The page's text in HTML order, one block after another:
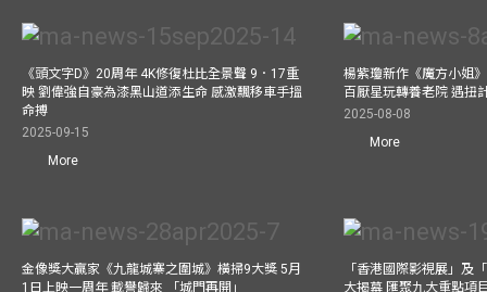
《頭文字D》20周年 4K修復杜比全景聲 9．17重
映 劉偉強自豪為漆黑山道添生命 感激飄移車手搵
命搏
2025-09-15
More
楊紫瓊新作《魔方小姐
百厭星玩轉養老院 遇扭
2025-08-08
More
金像獎大贏家《九龍城寨之圍城》橫掃9大獎 5月
1日上映一周年 載譽歸來 「城門再開」
「香港國際影視展」及
大揭幕 匯聚九大重點項